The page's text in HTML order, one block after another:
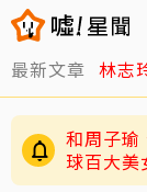
最新文章 林志
和周子瑜、葉舒
球百大美